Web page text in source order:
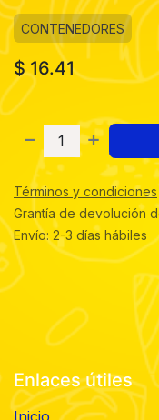
CONTENEDORES
$16.41
Términos y condiciones
Grantía de devolución
Envío: 2-3 días hábiles
Enlaces útiles
Inicio